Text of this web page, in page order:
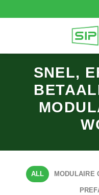
to
SNEL,
ALL MODULAIRE